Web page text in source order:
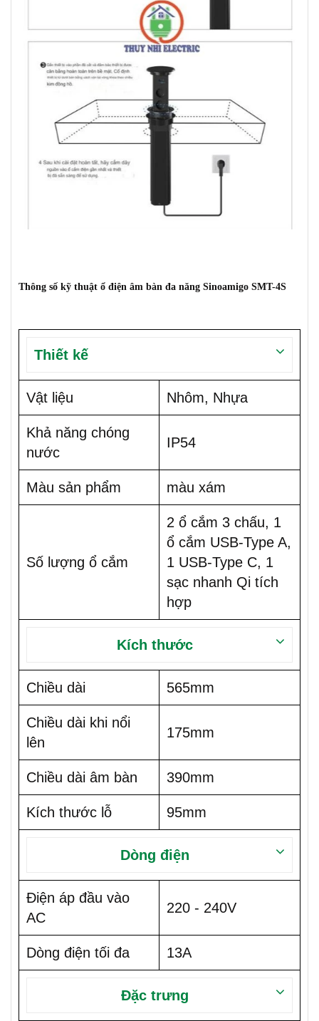
Thông số kỹ thuật ổ điện âm bàn đa năng Sinoamigo SMT-4S
Thiết kế
Vật liệu Nhôm, Nhựa
Khả năng chóng
nước
IP54
Màu sản phẩm màu xám
Số lượng ổ cắm
2 ổ cắm 3 chấu, 1
ổ cắm USB-Type A,
1 USB-Type C, 1
sạc nhanh Qi tích
hợp
Kích thước
Chiều dài 565mm
Chiều dài khi nổi
lên
175mm
Chiều dài âm bàn 390mm
Kích thước lỗ 95mm
Dòng điện
Điện áp đầu vào
AC
220 - 240V
Dòng điện tối đa 13A
Đặc trưng